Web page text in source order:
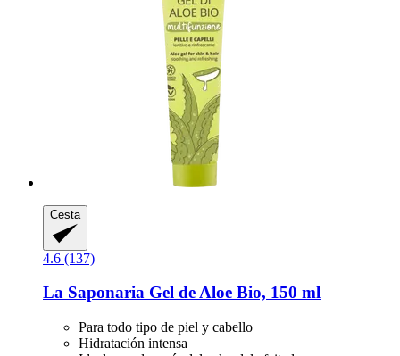
Cesta
4.6 (137)
La Saponaria Gel de Aloe Bio, 150 ml
Para todo tipo de piel y cabello
Hidratación intensa